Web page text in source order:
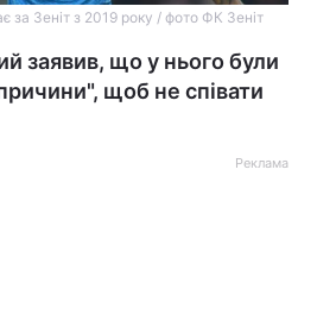
за Зеніт з 2019 року / фото ФК Зеніт
заявив, що у нього були
щоб не співати
Реклама